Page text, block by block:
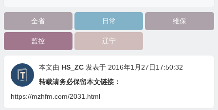
全省 日常 维保
监控 辽宁
本文由 HS_ZC发表于 2016年1月27日17:50:32
转载请务必保留本文链接：
https://mzhfm.com/2031.html